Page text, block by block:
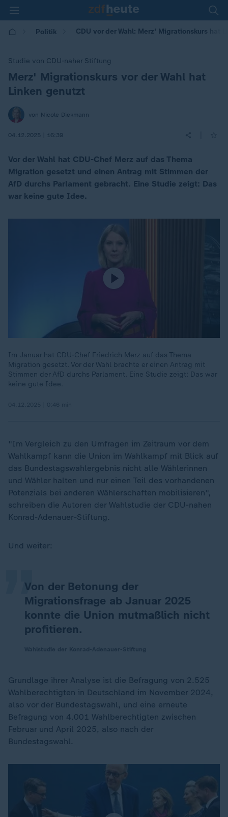
Politik CDU vor der Wahl: Merz' Migrationskurs hat
Studie von CDU-naher Stiftung
:Merz' Migrationskurs vor der Wahl hat
Linken genutzt
von Nicole Diekmann
04.12.2025 | 16:39
Vor der Wahl hat CDU-Chef Merz auf das Thema
Migration gesetzt und einen Antrag mit Stimmen der
AfD durchs Parlament gebracht. Eine Studie zeigt: Das
war keine gute Idee.
Im Januar hat CDU-Chef Friedrich Merz auf das Thema
Migration gesetzt. Vor der Wahl brachte er einen Antrag mit
Stimmen der AfD durchs Parlament. Eine Studie zeigt: Das war
keine gute Idee.
"Im Vergleich zu den Umfragen im Zeitraum vor dem
Wahlkampf kann die Union im Wahlkampf mit Blick auf
das Bundestagswahlergebnis nicht alle Wählerinnen
und Wähler halten und nur einen Teil des vorhandenen
Potenzials bei anderen Wählerschaften mobilisieren",
schreiben die Autoren der Wahlstudie der CDU-nahen
Konrad-Adenauer-Stiftung.
Und weiter:
Von der Betonung der
Migrationsfrage ab Januar 2025
konnte die Union mutmaßlich nicht
profitieren.
„
Grundlage ihrer Analyse ist die Befragung von 2.525
Wahlberechtigten in Deutschland im November 2024,
also vor der Bundestagswahl, und eine erneute
Befragung von 4.001 Wahlberechtigten zwischen
Februar und April 2025, also nach der
Bundestagswahl.